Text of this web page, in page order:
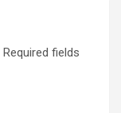
Required fields